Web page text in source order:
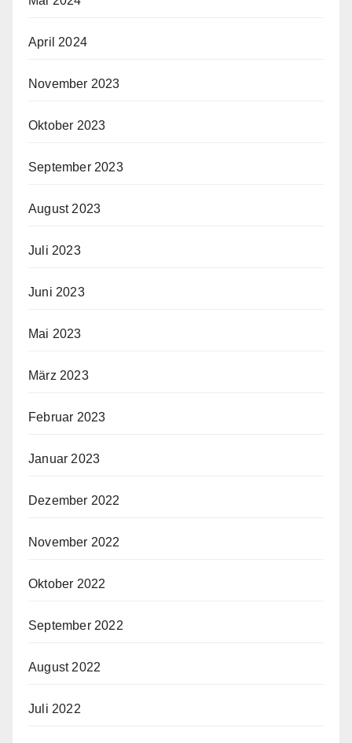
April 2024
November 2023
Oktober 2023
September 2023
August 2023
Juli 2023
Juni 2023
Mai 2023
März 2023
Februar 2023
Januar 2023
Dezember 2022
November 2022
Oktober 2022
September 2022
August 2022
Juli 2022